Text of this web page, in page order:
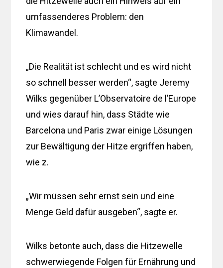
umfassenderes Problem: den
Klimawandel.
„Die Realität ist schlecht und es wird nicht
so schnell besser werden“, sagte Jeremy
Wilks gegenüber L’Observatoire de l’Europe
und wies darauf hin, dass Städte wie
Barcelona und Paris zwar einige Lösungen
zur Bewältigung der Hitze ergriffen haben,
wie z.
„Wir müssen sehr ernst sein und eine
Menge Geld dafür ausgeben“, sagte er.
Wilks betonte auch, dass die Hitzewelle
schwerwiegende Folgen für Ernährung und